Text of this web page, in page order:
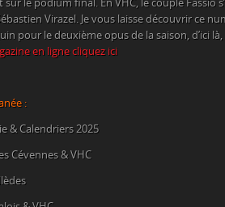
le podium final. En VHC, le couple Fassio
Virazel. Je vous laisse découvrir ce
pour le deuxième opus de la saison, d’ici
en ligne cliquez ici
:
& Calendriers 2025
Cévennes & VHC